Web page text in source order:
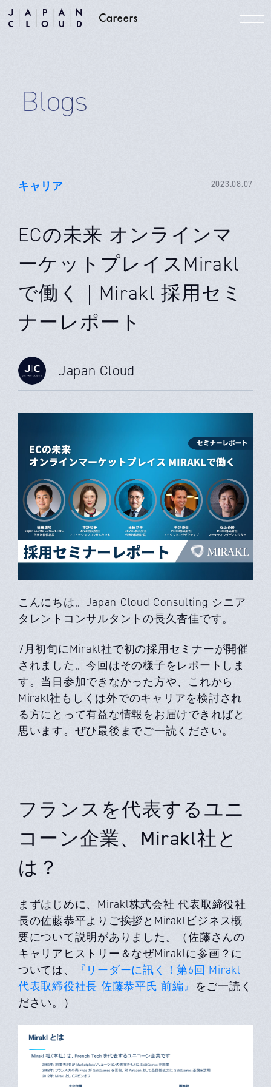
Blogs
キャリア 2023.08.07
ECの未来 オンラインマ
ーケットプレイスMirakl
で働く｜Mirakl 採用セミ
ナーレポート
Japan Cloud
こんにちは。Japan Cloud Consulting シニア
タレントコンサルタントの長久杏佳です。
7月初旬にMirakl社で初の採用セミナーが開催
されました。今回はその様子をレポートしま
す。当日参加できなかった方や、これから
Mirakl社もしくは外でのキャリアを検討され
る方にとって有益な情報をお届けできればと
思います。ぜひ最後までご一読ください。
フランスを代表するユニ
コーン企業、Mirakl社と
は？
まずはじめに、Mirakl株式会社 代表取締役社
長の佐藤恭平よりご挨拶とMiraklビジネス概
要について説明がありました。（佐藤さんの
キャリアヒストリー＆なぜMiraklに参画？に
ついては、
『リーダーに訊く！第6回 Mirakl
代表取締役社長 佐藤恭平氏 前編』
をご一読く
ださい。）